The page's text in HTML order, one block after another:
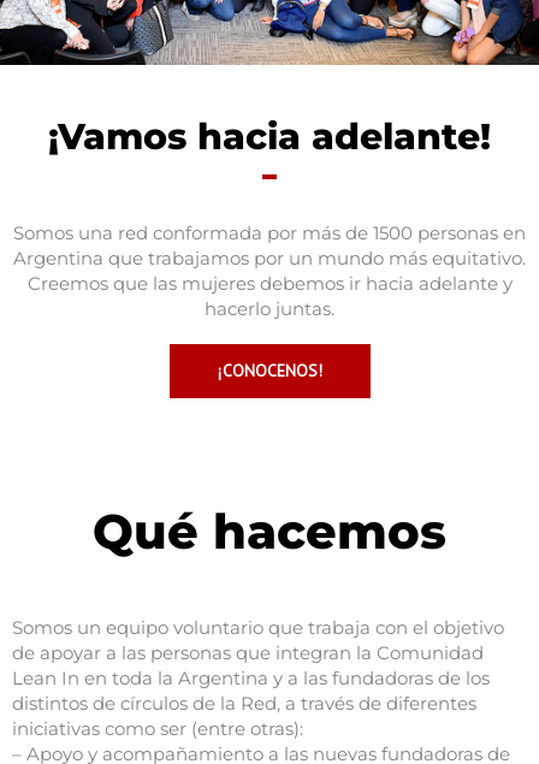
¡Vamos hacia adelante!
Somos una red conformada por más de 1500 personas en
Argentina que trabajamos por un mundo más equitativo.
Creemos que las mujeres debemos ir hacia adelante y
hacerlo juntas.
¡cONOCENOS!
Qué hacemos
Somos un equipo voluntario que trabaja con el objetivo
de apoyar a las personas que integran la Comunidad
Lean In en toda la Argentina y a las fundadoras de los
distintos de círculos de la Red, a través de diferentes
iniciativas como ser (entre otras):
– Apoyo y acompañamiento a las nuevas fundadoras de